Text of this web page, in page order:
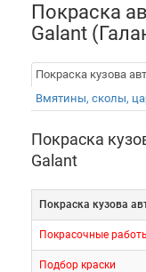
Покраска
Galant
Покраска кузова
Вмятины, сколы,
Покраска
Galant
Покраска кузова
Покрасочные
Подбор краски